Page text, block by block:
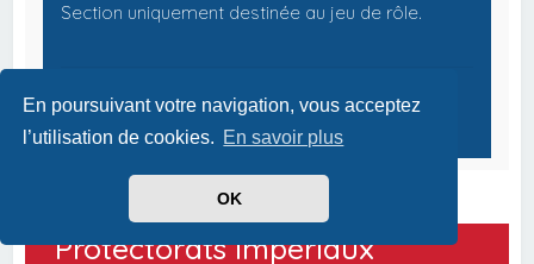
En poursuivant votre navigation, vous acceptez
l’utilisation de cookies. En savoir plus
OK
Section uniquement destinée au jeu de rôle.
Sujets Messages
Protectorats Impériaux